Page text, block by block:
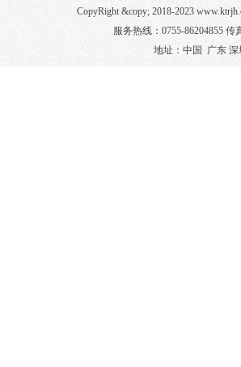
CopyRight &copy; 2018-2023
服务热线：0755-86204855
地址：中国 广东 深